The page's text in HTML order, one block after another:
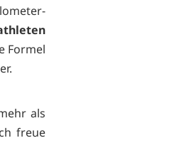
Formel
als
freue